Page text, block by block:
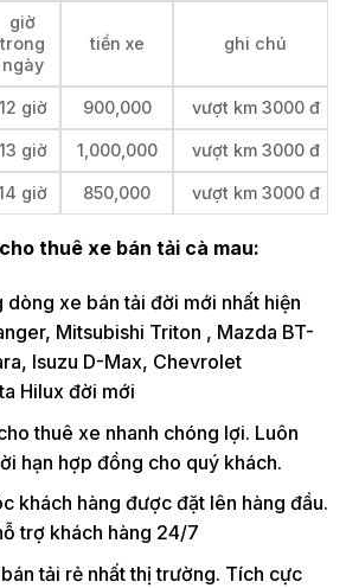
giờ
trong
ngày
tiền xe ghi chú
12 giờ 900,000 vượt km 3000 đ
13 giờ 1,000,000 vượt km 3000 đ
giờ 850,000 vượt km 3000 đ
thuê xe bán tải cà mau:
dòng xe bán tải đời mới nhất hiện
Mitsubishi Triton , Mazda BT-
Isuzu D-Max, Chevrolet
Hilux đời mới
thuê xe nhanh chóng lợi. Luôn
hạn hợp đồng cho quý khách.
khách hàng được đặt lên hàng đầu.
trợ khách hàng 24/7
tải rẻ nhất thị trường. Tích cực